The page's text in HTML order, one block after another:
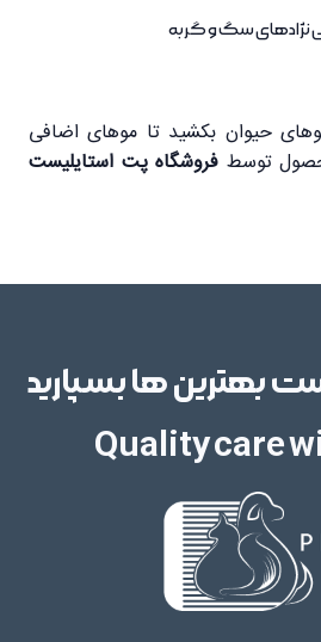
نژادهای سگ و گربه
حیوان بکشید تا موهای اضافی
توسط فروشگاه پت استایلیست
بهترین ها بسپارید
Quality care